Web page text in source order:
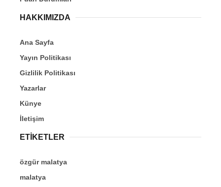
HAKKIMIZDA
Ana Sayfa
Yayın Politikası
Gizlilik Politikası
Yazarlar
Künye
İletişim
ETİKETLER
özgür malatya
malatya